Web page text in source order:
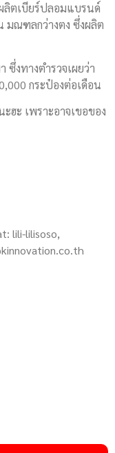
ลิตเบียร์ปลอมแบรนด์
มณฑลกว่างตง ซึ่งผลิต
งทางตำรวจเผยว่า
กระป๋องต่อเดือน
ฮะ เพราะอาจเขอของ
lili-lilisoso,